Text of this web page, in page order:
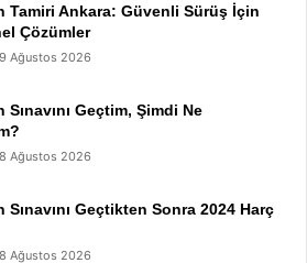
Tamiri Ankara: Güvenli Sürüş İçin
Çözümler
9 Ağustos 2026
Geçtim, Şimdi Ne
8 Ağustos 2026
Sınavını Geçtikten Sonra 2024 Harç
8 Ağustos 2026